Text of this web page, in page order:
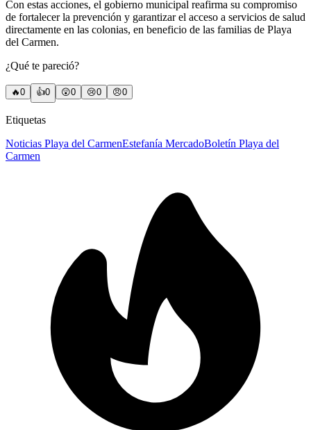
Con estas acciones, el gobierno municipal reafirma su compromiso
de fortalecer la prevención y garantizar el acceso a servicios de salud
directamente en las colonias, en beneficio de las familias de Playa
del Carmen.
¿Qué te pareció?
🔥0 👍0 😲0 😢0 😠0
Etiquetas
Noticias Playa del CarmenEstefanía MercadoBoletín Playa del
Carmen